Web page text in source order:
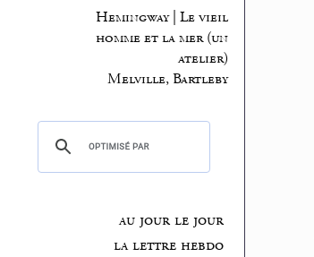
Hemingway | Le vieil
homme et la mer (un
atelier)
Melville, Bartleby
au jour le jour
la lettre hebdo